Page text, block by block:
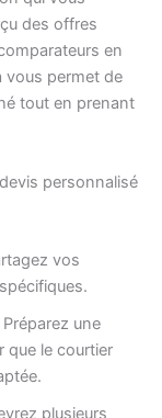
des offres
en
vous permet de
tout en prenant
personnalisé
vos
Préparez une
que le courtier
plusieurs